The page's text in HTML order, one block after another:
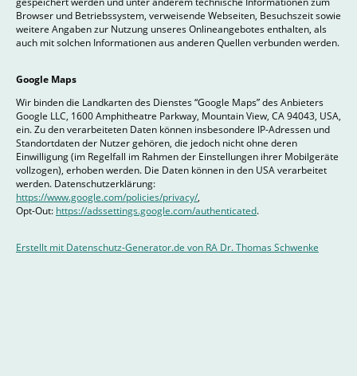
Browser und Betriebssystem, verweisende Webseiten, Besuchszeit sowie
weitere Angaben zur Nutzung unseres Onlineangebotes enthalten, als
auch mit solchen Informationen aus anderen Quellen verbunden werden.
Google Maps
Wir binden die Landkarten des Dienstes “Google Maps” des Anbieters
Google LLC, 1600 Amphitheatre Parkway, Mountain View, CA 94043, USA,
ein. Zu den verarbeiteten Daten können insbesondere IP-Adressen und
Standortdaten der Nutzer gehören, die jedoch nicht ohne deren
Einwilligung (im Regelfall im Rahmen der Einstellungen ihrer Mobilgeräte
vollzogen), erhoben werden. Die Daten können in den USA verarbeitet
werden. Datenschutzerklärung:
https://www.google.com/policies/privacy/,
Opt-Out: https://adssettings.google.com/authenticated.
Erstellt mit Datenschutz-Generator.de von RA Dr. Thomas Schwenke